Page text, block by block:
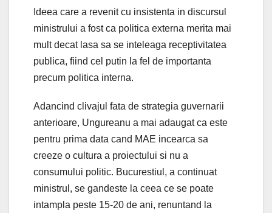
Ideea care a revenit cu insistenta in discursul
ministrului a fost ca politica externa merita mai
mult decat lasa sa se inteleaga receptivitatea
publica, fiind cel putin la fel de importanta
precum politica interna.
Adancind clivajul fata de strategia guvernarii
anterioare, Ungureanu a mai adaugat ca este
pentru prima data cand MAE incearca sa
creeze o cultura a proiectului si nu a
consumului politic. Bucurestiul, a continuat
ministrul, se gandeste la ceea ce se poate
intampla peste 15-20 de ani, renuntand la